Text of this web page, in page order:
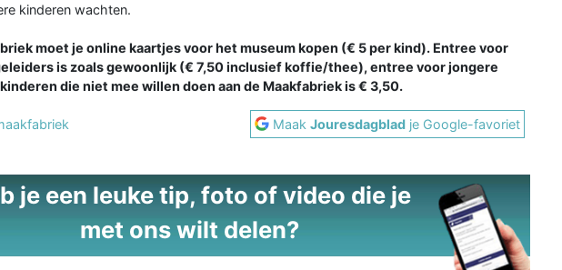
kinderen wachten.
moet je online kaartjes voor het museum kopen (€ 5 per kind). Entree voor
is zoals gewoonlijk (€ 7,50 inclusief koffie/thee), entree voor jongere
die niet mee willen doen aan de Maakfabriek is € 3,50.
MaakJouresdagblad je Google-favoriet
je een leuke tip, foto of video die je
met ons wilt delen?